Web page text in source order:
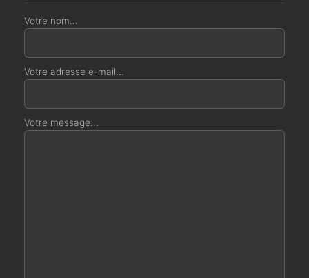
Votre nom...
Votre adresse e-mail...
Votre message...